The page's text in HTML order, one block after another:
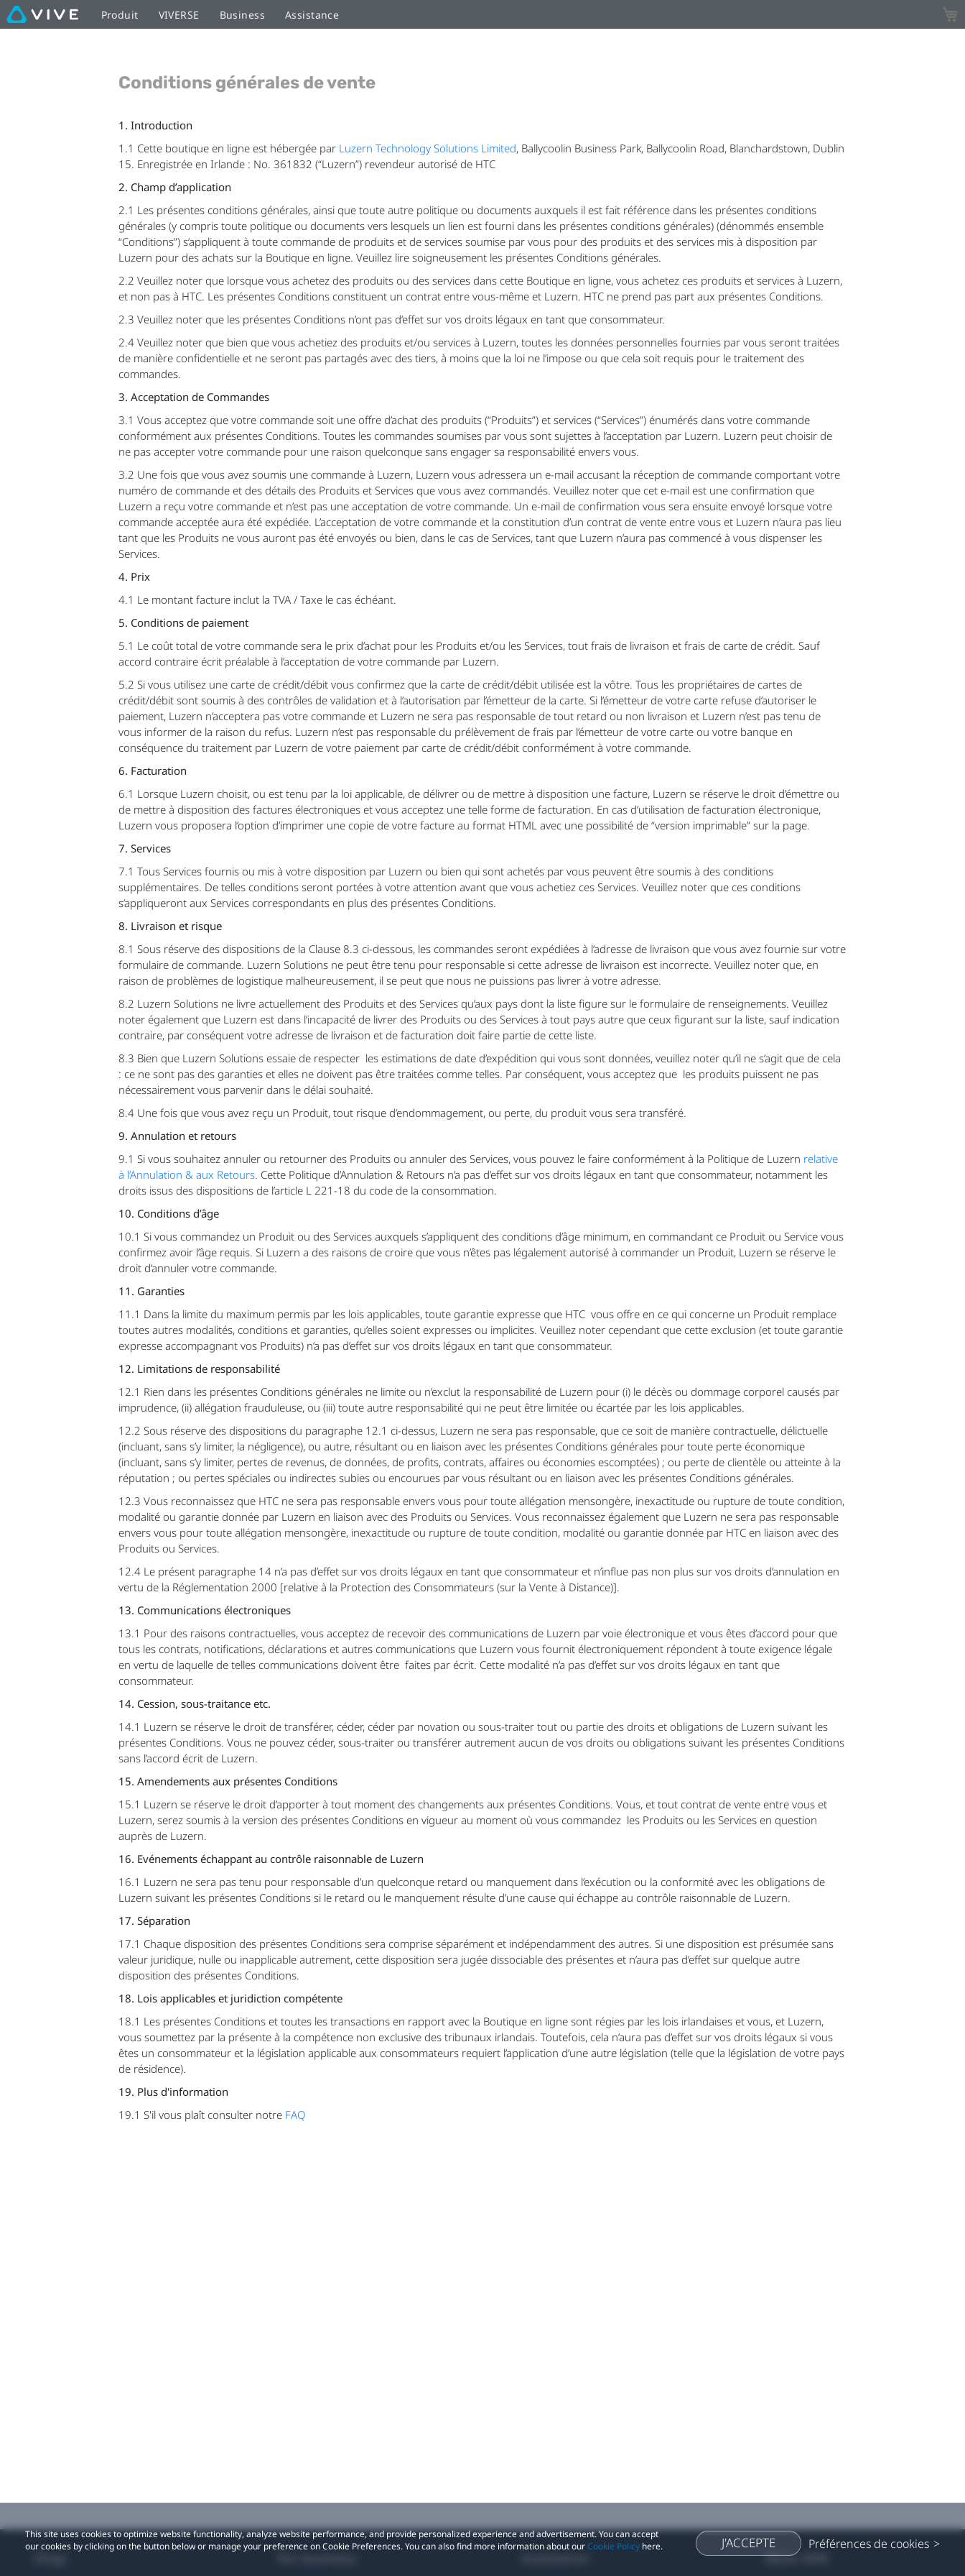
This site uses cookies to optimize website functionality, analyze website performance, and provide personalized experience and advertisement. You can accept
our cookies by clicking on the button below or manage your preference on Cookie Preferences. You can also find more information about ourCookie Policy here. J'ACCEPTE Préférences de cookies
Produit VIVERSE Business Assistance
Conditions générales de vente
1. Introduction
1.1 Cette boutique en ligne est hébergée par Luzern Technology Solutions Limited, Ballycoolin Business Park, Ballycoolin Road, Blanchardstown, Dublin
15. Enregistrée en Irlande : No. 361832 (“Luzern”) revendeur autorisé de HTC
2. Champ d’application
2.1 Les présentes conditions générales, ainsi que toute autre politique ou documents auxquels il est fait référence dans les présentes conditions
générales (y compris toute politique ou documents vers lesquels un lien est fourni dans les présentes conditions générales) (dénommés ensemble
“Conditions”) s’appliquent à toute commande de produits et de services soumise par vous pour des produits et des services mis à disposition par
Luzern pour des achats sur la Boutique en ligne. Veuillez lire soigneusement les présentes Conditions générales.
2.2 Veuillez noter que lorsque vous achetez des produits ou des services dans cette Boutique en ligne, vous achetez ces produits et services à Luzern,
et non pas à HTC. Les présentes Conditions constituent un contrat entre vous-même et Luzern. HTC ne prend pas part aux présentes Conditions.
2.3 Veuillez noter que les présentes Conditions n’ont pas d’effet sur vos droits légaux en tant que consommateur.
2.4 Veuillez noter que bien que vous achetiez des produits et/ou services à Luzern, toutes les données personnelles fournies par vous seront traitées
de manière confidentielle et ne seront pas partagés avec des tiers, à moins que la loi ne l’impose ou que cela soit requis pour le traitement des
commandes.
3. Acceptation de Commandes
3.1 Vous acceptez que votre commande soit une offre d’achat des produits (“Produits”) et services (“Services”) énumérés dans votre commande
conformément aux présentes Conditions. Toutes les commandes soumises par vous sont sujettes à l’acceptation par Luzern. Luzern peut choisir de
ne pas accepter votre commande pour une raison quelconque sans engager sa responsabilité envers vous.
3.2 Une fois que vous avez soumis une commande à Luzern, Luzern vous adressera un e-mail accusant la réception de commande comportant votre
numéro de commande et des détails des Produits et Services que vous avez commandés. Veuillez noter que cet e-mail est une confirmation que
Luzern a reçu votre commande et n’est pas une acceptation de votre commande. Un e-mail de confirmation vous sera ensuite envoyé lorsque votre
commande acceptée aura été expédiée. L’acceptation de votre commande et la constitution d’un contrat de vente entre vous et Luzern n’aura pas lieu
tant que les Produits ne vous auront pas été envoyés ou bien, dans le cas de Services, tant que Luzern n’aura pas commencé à vous dispenser les
Services.
4. Prix
4.1 Le montant facture inclut la TVA / Taxe le cas échéant.
5. Conditions de paiement
5.1 Le coût total de votre commande sera le prix d’achat pour les Produits et/ou les Services, tout frais de livraison et frais de carte de crédit. Sauf
accord contraire écrit préalable à l’acceptation de votre commande par Luzern.
5.2 Si vous utilisez une carte de crédit/débit vous confirmez que la carte de crédit/débit utilisée est la vôtre. Tous les propriétaires de cartes de
crédit/débit sont soumis à des contrôles de validation et à l’autorisation par l’émetteur de la carte. Si l’émetteur de votre carte refuse d’autoriser le
paiement, Luzern n’acceptera pas votre commande et Luzern ne sera pas responsable de tout retard ou non livraison et Luzern n’est pas tenu de
vous informer de la raison du refus. Luzern n’est pas responsable du prélèvement de frais par l’émetteur de votre carte ou votre banque en
conséquence du traitement par Luzern de votre paiement par carte de crédit/débit conformément à votre commande.
6. Facturation
6.1 Lorsque Luzern choisit, ou est tenu par la loi applicable, de délivrer ou de mettre à disposition une facture, Luzern se réserve le droit d’émettre ou
de mettre à disposition des factures électroniques et vous acceptez une telle forme de facturation. En cas d’utilisation de facturation électronique,
Luzern vous proposera l’option d’imprimer une copie de votre facture au format HTML avec une possibilité de “version imprimable” sur la page.
7. Services
7.1 Tous Services fournis ou mis à votre disposition par Luzern ou bien qui sont achetés par vous peuvent être soumis à des conditions
supplémentaires. De telles conditions seront portées à votre attention avant que vous achetiez ces Services. Veuillez noter que ces conditions
s’appliqueront aux Services correspondants en plus des présentes Conditions.
8. Livraison et risque
8.1 Sous réserve des dispositions de la Clause 8.3 ci-dessous, les commandes seront expédiées à l’adresse de livraison que vous avez fournie sur votre
formulaire de commande. Luzern Solutions ne peut être tenu pour responsable si cette adresse de livraison est incorrecte. Veuillez noter que, en
raison de problèmes de logistique malheureusement, il se peut que nous ne puissions pas livrer à votre adresse.
8.2 Luzern Solutions ne livre actuellement des Produits et des Services qu’aux pays dont la liste figure sur le formulaire de renseignements. Veuillez
noter également que Luzern est dans l’incapacité de livrer des Produits ou des Services à tout pays autre que ceux figurant sur la liste, sauf indication
contraire, par conséquent votre adresse de livraison et de facturation doit faire partie de cette liste.
8.3 Bien que Luzern Solutions essaie de respecter les estimations de date d’expédition qui vous sont données, veuillez noter qu’il ne s’agit que de cela
: ce ne sont pas des garanties et elles ne doivent pas être traitées comme telles. Par conséquent, vous acceptez que les produits puissent ne pas
nécessairement vous parvenir dans le délai souhaité.
8.4 Une fois que vous avez reçu un Produit, tout risque d’endommagement, ou perte, du produit vous sera transféré.
9. Annulation et retours
9.1 Si vous souhaitez annuler ou retourner des Produits ou annuler des Services, vous pouvez le faire conformément à la Politique de Luzern relative
à l’Annulation & aux Retours. Cette Politique d’Annulation & Retours n’a pas d’effet sur vos droits légaux en tant que consommateur, notamment les
droits issus des dispositions de l’article L 221-18 du code de la consommation.
10. Conditions d’âge
10.1 Si vous commandez un Produit ou des Services auxquels s’appliquent des conditions d’âge minimum, en commandant ce Produit ou Service vous
confirmez avoir l’âge requis. Si Luzern a des raisons de croire que vous n’êtes pas légalement autorisé à commander un Produit, Luzern se réserve le
droit d’annuler votre commande.
11. Garanties
11.1 Dans la limite du maximum permis par les lois applicables, toute garantie expresse que HTC vous offre en ce qui concerne un Produit remplace
toutes autres modalités, conditions et garanties, qu’elles soient expresses ou implicites. Veuillez noter cependant que cette exclusion (et toute garantie
expresse accompagnant vos Produits) n’a pas d’effet sur vos droits légaux en tant que consommateur.
12. Limitations de responsabilité
12.1 Rien dans les présentes Conditions générales ne limite ou n’exclut la responsabilité de Luzern pour (i) le décès ou dommage corporel causés par
imprudence, (ii) allégation frauduleuse, ou (iii) toute autre responsabilité qui ne peut être limitée ou écartée par les lois applicables.
12.2 Sous réserve des dispositions du paragraphe 12.1 ci-dessus, Luzern ne sera pas responsable, que ce soit de manière contractuelle, délictuelle
(incluant, sans s’y limiter, la négligence), ou autre, résultant ou en liaison avec les présentes Conditions générales pour toute perte économique
(incluant, sans s’y limiter, pertes de revenus, de données, de profits, contrats, affaires ou économies escomptées) ; ou perte de clientèle ou atteinte à la
réputation ; ou pertes spéciales ou indirectes subies ou encourues par vous résultant ou en liaison avec les présentes Conditions générales.
12.3 Vous reconnaissez que HTC ne sera pas responsable envers vous pour toute allégation mensongère, inexactitude ou rupture de toute condition,
modalité ou garantie donnée par Luzern en liaison avec des Produits ou Services. Vous reconnaissez également que Luzern ne sera pas responsable
envers vous pour toute allégation mensongère, inexactitude ou rupture de toute condition, modalité ou garantie donnée par HTC en liaison avec des
Produits ou Services.
12.4 Le présent paragraphe 14 n’a pas d’effet sur vos droits légaux en tant que consommateur et n’influe pas non plus sur vos droits d’annulation en
vertu de la Réglementation 2000 [relative à la Protection des Consommateurs (sur la Vente à Distance)].
13. Communications électroniques
13.1 Pour des raisons contractuelles, vous acceptez de recevoir des communications de Luzern par voie électronique et vous êtes d’accord pour que
tous les contrats, notifications, déclarations et autres communications que Luzern vous fournit électroniquement répondent à toute exigence légale
en vertu de laquelle de telles communications doivent être faites par écrit. Cette modalité n’a pas d’effet sur vos droits légaux en tant que
consommateur.
14. Cession, sous-traitance etc.
14.1 Luzern se réserve le droit de transférer, céder, céder par novation ou sous-traiter tout ou partie des droits et obligations de Luzern suivant les
présentes Conditions. Vous ne pouvez céder, sous-traiter ou transférer autrement aucun de vos droits ou obligations suivant les présentes Conditions
sans l’accord écrit de Luzern.
15. Amendements aux présentes Conditions
15.1 Luzern se réserve le droit d’apporter à tout moment des changements aux présentes Conditions. Vous, et tout contrat de vente entre vous et
Luzern, serez soumis à la version des présentes Conditions en vigueur au moment où vous commandez les Produits ou les Services en question
auprès de Luzern.
16. Evénements échappant au contrôle raisonnable de Luzern
16.1 Luzern ne sera pas tenu pour responsable d’un quelconque retard ou manquement dans l’exécution ou la conformité avec les obligations de
Luzern suivant les présentes Conditions si le retard ou le manquement résulte d’une cause qui échappe au contrôle raisonnable de Luzern.
17. Séparation
17.1 Chaque disposition des présentes Conditions sera comprise séparément et indépendamment des autres. Si une disposition est présumée sans
valeur juridique, nulle ou inapplicable autrement, cette disposition sera jugée dissociable des présentes et n’aura pas d’effet sur quelque autre
disposition des présentes Conditions.
18. Lois applicables et juridiction compétente
18.1 Les présentes Conditions et toutes les transactions en rapport avec la Boutique en ligne sont régies par les lois irlandaises et vous, et Luzern,
vous soumettez par la présente à la compétence non exclusive des tribunaux irlandais. Toutefois, cela n’aura pas d’effet sur vos droits légaux si vous
êtes un consommateur et la législation applicable aux consommateurs requiert l’application d’une autre législation (telle que la législation de votre pays
de résidence).
19. Plus d'information
19.1 S'il vous plaît consulter notre FAQ
More VIVE